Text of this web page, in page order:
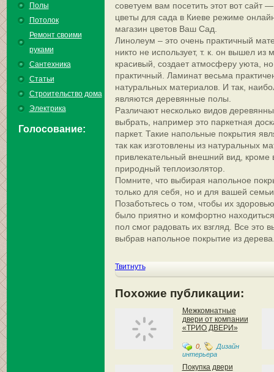
Полы
Потолок
Ремонт своими
руками
Сантехника
Статьи
Строительство дома
Электрика
Голосование:
советуем вам посетить этот вот сайт
цветы для сада в Киеве режиме
магазин цветов Ваш Сад.
Линолеум – это очень практичный
никто не использует, т. к. он вышел из
красивый, создает атмосферу уюта,
практичный. Ламинат весьма
натуральных материалов. И так,
являются деревянные полы.
Различают несколько видов
выбрать, например это паркетная
паркет. Такие напольные покрытия
так как изготовлены из натуральных
привлекательный внешний вид, кроме
природный теплоизолятор.
Помните, что выбирая напольное
только для себя, но и для вашей
Позаботьтесь о том, чтобы их
было приятно и комфортно
пол смог радовать их взгляд. Все это
выбрав напольное покрытие из
Твитнуть
Похожие публикации:
Межкомнатные
двери от компании
«ТРИО ДВЕРИ»
0,
Дизайн
интерьера
Покупка двери